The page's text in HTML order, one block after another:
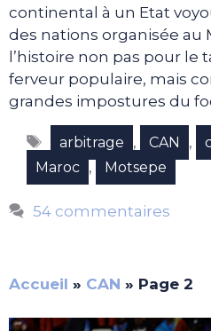
continental à un Etat
des nations organisée au
l’histoire non pas pour le
ferveur populaire, mais
grandes impostures du
Étiquettes
arbitrage , CAN ,
Maroc , Motsepe
54 commentaires
Accueil » CAN » Page 2